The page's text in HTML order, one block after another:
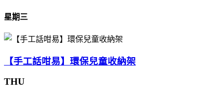
星期三
【手工話咁易】環保兒童收納架
THU